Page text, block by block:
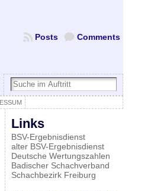
Comments
Posts
Links
BSV-Ergebnisdienst
alter BSV-Ergebnisdienst
Deutsche Wertungszahlen
Badischer Schachverband
Schachbezirk Freiburg